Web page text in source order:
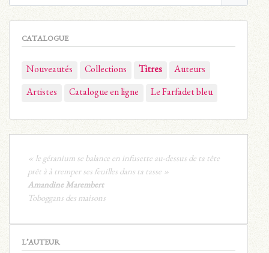
CATALOGUE
Nouveautés Collections Titres Auteurs
Artistes Catalogue en ligne Le Farfadet bleu
« le géranium se balance en infusette au-dessus de ta tête
prêt à à tremper ses feuilles dans ta tasse »
Amandine Marembert
Toboggans des maisons
L’AUTEUR